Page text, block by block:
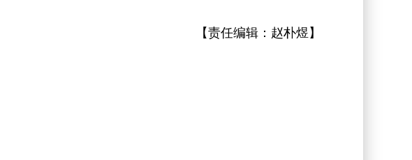
【责任编辑： 赵朴煜 】